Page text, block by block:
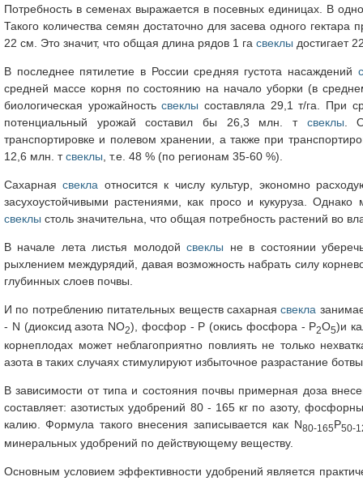
Потребность в семенах выражается в посевных единицах. В
Такого количества семян достаточно для засева одного
22 см. Это значит, что общая длина рядов 1 га свеклы достигает
В последнее пятилетие в России средняя густота насаждений
средней массе корня по состоянию на начало уборки (в
биологическая урожайностьсвеклы составляла 29,1 т/га. При
потенциальный урожай составил бы 26,3 млн. т свеклы .
транспортировке и полевом хранении, а также при
12,6 млн. тсвеклы , т.е. 48 % (по регионам 35-60 %).
Сахарнаясвекла относится к числу культур, экономно
засухоустойчивыми растениями, как просо и кукуруза.
свеклы столь значительна, что общая потребность растений во
В начале лета листья молодойсвеклы не в состоянии
рыхлением междурядий, давая возможность набрать силу
глубинных слоев почвы.
И по потреблению питательных веществ сахарнаясвекла
- N (диоксид азота NO2), фосфор - P (окись фосфора - P2O5)и
корнеплодах может неблагоприятно повлиять не только
азота в таких случаях стимулируют избыточное разрастание
В зависимости от типа и состояния почвы примерная доза
составляет: азотистых удобрений 80 - 165 кг по азоту,
калию. Формула такого внесения записывается как N80-165P50-
минеральных удобрений по действующему веществу.
Основным условием эффективности удобрений является